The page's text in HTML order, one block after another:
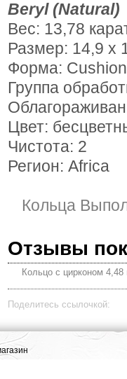
Beryl (Natural)
Вес: 13,78
Размер: 14,9 х
Форма: Cushion
Группа
Цвет:
Чистота: 2
Регион: Africa
Кольца
Отзывы
Кольцо с цирконом 4,48
Поделитесь ссылочкой: